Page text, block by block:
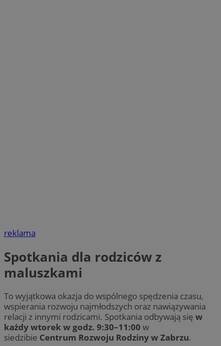
reklama
Spotkania dla rodziców z
maluszkami
To wyjątkowa okazja do wspólnego spędzenia czasu,
wspierania rozwoju najmłodszych oraz nawiązywania
relacji z innymi rodzicami. Spotkania odbywają się w
każdy wtorek w godz. 9:30–11:00 w
siedzibie Centrum Rozwoju Rodziny w Zabrzu.